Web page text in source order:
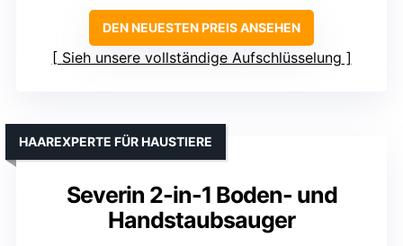
DEN NEUESTEN PREIS ANSEHEN
Sieh unsere vollständige Aufschlüsselung
Severin 2-in-1 Boden- und
Handstaubsauger
HAAREXPERTE FÜR HAUSTIERE